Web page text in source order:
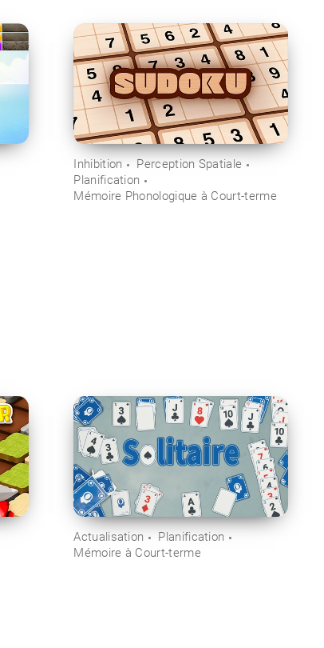
Inhibition
Perception Spatiale
Planification
Mémoire Phonologique à Court-terme
Actualisation
Planification
Mémoire à Court-terme